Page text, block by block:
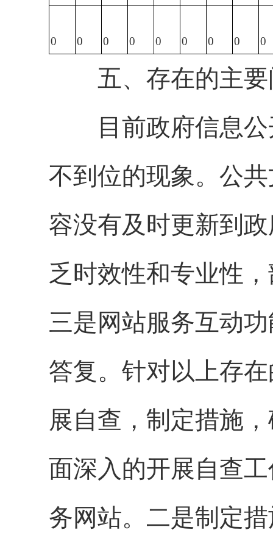
0 0 0 0 0 0 0 0 0
五、存在的主要
目前政府信息公
不到位的现象。公
容没有及时更新到
乏时效性和专业性
三是网站服务互动
答复。针对以上存
展自查，制定措施
面深入的开展自查
务网站。二是制定